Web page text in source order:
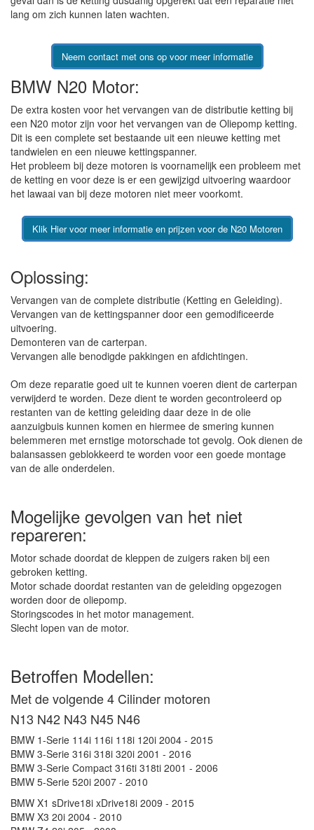
lang om zich kunnen laten wachten.
Neem contact met ons op voor meer informatie
BMW N20 Motor:
De extra kosten voor het vervangen van de distributie ketting bij
een N20 motor zijn voor het vervangen van de Oliepomp ketting.
Dit is een complete set bestaande uit een nieuwe ketting met
tandwielen en een nieuwe kettingspanner.
Het probleem bij deze motoren is voornamelijk een probleem met
de ketting en voor deze is er een gewijzigd uitvoering waardoor
het lawaai van bij deze motoren niet meer voorkomt.
Klik Hier voor meer informatie en prijzen voor de N20 Motoren
Oplossing:
Vervangen van de complete distributie (Ketting en Geleiding).
Vervangen van de kettingspanner door een gemodificeerde
uitvoering.
Demonteren van de carterpan.
Vervangen alle benodigde pakkingen en afdichtingen.
Om deze reparatie goed uit te kunnen voeren dient de carterpan
verwijderd te worden. Deze dient te worden gecontroleerd op
restanten van de ketting geleiding daar deze in de olie
aanzuigbuis kunnen komen en hiermee de smering kunnen
belemmeren met ernstige motorschade tot gevolg. Ook dienen de
balansassen geblokkeerd te worden voor een goede montage
van de alle onderdelen.
Mogelijke gevolgen van het niet
repareren:
Motor schade doordat de kleppen de zuigers raken bij een
gebroken ketting.
Motor schade doordat restanten van de geleiding opgezogen
worden door de oliepomp.
Storingscodes in het motor management.
Slecht lopen van de motor.
Betroffen Modellen:
Met de volgende 4 Cilinder motoren
N13 N42 N43 N45 N46
BMW 1-Serie 114i 116i 118i 120i 2004 - 2015
BMW 3-Serie 316i 318i 320i 2001 - 2016
BMW 3-Serie Compact 316ti 318ti 2001 - 2006
BMW 5-Serie 520i 2007 - 2010
BMW X1 sDrive18i xDrive18i 2009 - 2015
BMW X3 20i 2004 - 2010